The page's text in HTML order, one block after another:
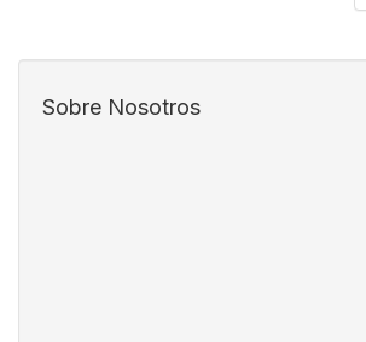
Sobre Nosotros